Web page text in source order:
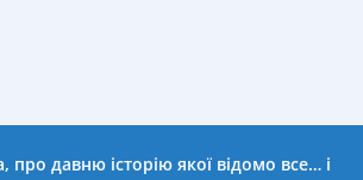
давню історію якої відомо все… і